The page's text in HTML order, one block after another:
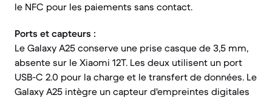
le NFC pour les paiements sans contact.
Ports et capteurs :
Le Galaxy A25 conserve une prise casque de 3,5 mm,
absente sur le Xiaomi 12T. Les deux utilisent un port
USB-C 2.0 pour la charge et le transfert de données. Le
Galaxy A25 intègre un capteur d'empreintes digitales